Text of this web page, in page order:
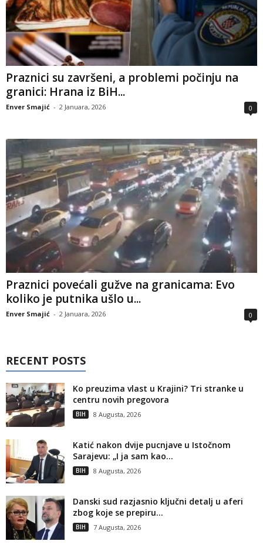
Praznici su završeni, a problemi počinju na
granici: Hrana iz BiH...
Enver Smajić - 2 Januara, 2026 0
Praznici povećali gužve na granicama: Evo
koliko je putnika ušlo u...
Enver Smajić - 2 Januara, 2026 0
RECENT POSTS
Ko preuzima vlast u Krajini? Tri stranke u
centru novih pregovora
BIH 8 Augusta, 2026
Katić nakon dvije pucnjave u Istočnom
Sarajevu: „I ja sam kao...
BIH 8 Augusta, 2026
Danski sud razjasnio ključni detalj u aferi
zbog koje se prepiru...
BIH 7 Augusta, 2026